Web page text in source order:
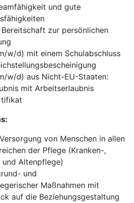
und gute
zur persönlichen
w/d) mit einem Schulabschluss
w/d) aus Nicht-EU-Staaten:
mit Arbeitserlaubnis
von Menschen in allen
der Pflege (Kranken-,
Altenpflege)
und
Maßnahmen mit
auf die Beziehungsgestaltung